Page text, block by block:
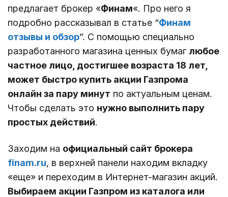
предлагает брокер «Финам«. Про него я
подробно рассказывал в статье “Финам
отзывы и обзор”. С помощью специально
разработанного магазина ценных бумаг любое
частное лицо, достигшее возраста 18 лет,
может быстро купить акции Газпрома
онлайн за пару минут по актуальным ценам.
Чтобы сделать это нужно выполнить пару
простых действий.
Заходим на официальный сайт брокера
finam.ru, в верхней панели находим вкладку
«еще» и переходим в Интернет-магазин акций.
Выбираем акции Газпром из каталога или